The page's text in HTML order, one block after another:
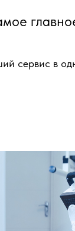
сервис в